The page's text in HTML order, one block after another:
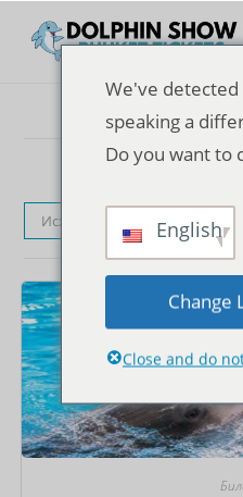
Исходная сортировка
We've
speaking a
Do you want to
English
Change
Close and do